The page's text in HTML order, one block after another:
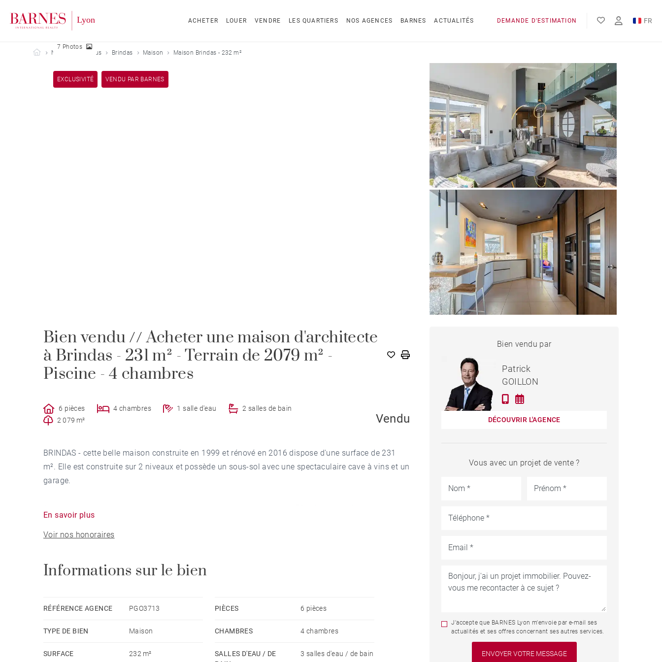
ACHETER LOUER VENDRE LES QUARTIERS NOS AGENCES BARNES ACTUALITÉS DEMANDE D'ESTIMATION
FR
Barnes Lyon
Nos biens vendus Brindas Maison Maison Brindas - 232 m²
EXCLUSIVITÉ VENDU PAR BARNES
7 Photos
Bien vendu // Acheter une maison d'architecte
à Brindas - 231 m² - Terrain de 2079 m² -
Piscine - 4 chambres
6 pièces 4 chambres 1 salle d'eau
2 salles de bain
2 079 m²
Vendu
BRINDAS - cette belle maison construite en 1999 et rénové en 2016 dispose d'une surface de 231
m². Elle est construite sur 2 niveaux et possède un sous-sol avec une spectaculaire cave à vins et un
garage.
exposition. Elle est composée d'un salon, d'une salle à manger et d'une cuisine ouverte avec cellier
et patio, toutes ces pièces donnant accès aux terrasses extérieures.
De plus un bureau, 3 chambres, une salle de bain et une salle d'eau viennent compléter ce niveau.
avec vue panoramique ainsi qu'une salle de sport.
L'extérieur, paysagé, entièrement clos de murs et parfaitement entretenu, comprend plusieurs
En savoir plus
Voir nos honoraires
Informations sur le bien
RÉFÉRENCE AGENCE PGO3713
TYPE DE BIEN Maison
SURFACE 232 m²
PIÈCES 6 pièces
CHAMBRES 4 chambres
SALLES D'EAU / DE
3 salles d'eau / de bain
MAISON BRINDAS - 232 M²
Bien vendu par
Patrick
GOILLON
DÉCOUVRIR L'AGENCE
Vous avec un projet de vente ?
J'accepte que BARNES Lyon m'envoie par e-mail ses
actualités et ses offres concernant ses autres services.